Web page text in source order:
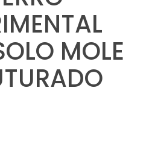
MOLE